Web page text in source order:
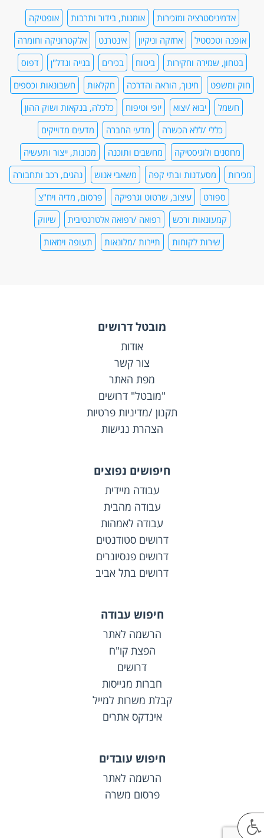
אדמיניסטרציה ומזכירות אומנות, בידור ותרבות
אופטיקה
אופנה וטכסטיל
אחזקה וניקיון אינטרנט
אלקטרוניקה וחומרה
בטחון, שמירה וחקירות
ביטוח בכירים בנייה ונדל"ן
דפוס
חוק ומשפט
חינוך, הוראה והדרכה חקלאות
חשבונאות וכספים
חשמל
יבוא /יצוא יופי וטיפוח
כלכלה, בנקאות ושוק ההון
כללי /ללא הכשרה
מדעי החברה
מדעים מדוייקים
מחסנים ולוגיסטיקה
מחשבים ותוכנה
מכונות, ייצור ותעשיה
מכירות
מסעדנות ובתי קפה משאבי אנוש
נהגים, רכב ותחבורה
ספורט
עיצוב, שרטוט וגרפיקה
פרסום, מדיה ויח"צ
קמעונאות ורכש
רפואה /רפואה אלטרנטיבית
שיווק
שירות לקוחות
תיירות /מלונאות תעופה וימאות
מובטל דרושים
אודות
צור קשר
מפת האתר
"מובטל" דרושים
תקנון /מדיניות פרטיות
הצהרת נגישות
חיפושים נפוצים
עבודה מיידית
עבודה מהבית
עבודה לאמהות
דרושים סטודנטים
דרושים פנסיונרים
דרושים בתל אביב
חיפוש עבודה
הרשמה לאתר
הפצת קו"ח
דרושים
חברות מגייסות
קבלת משרות למייל
אינדקס אתרים
חיפוש עובדים
הרשמה לאתר
פרסום משרה